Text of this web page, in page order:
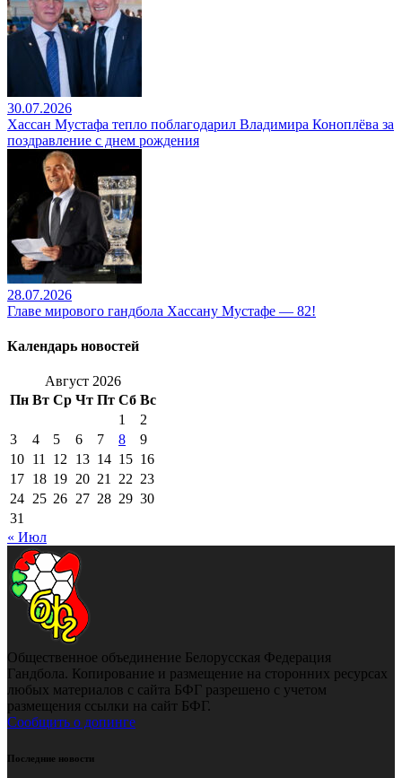
30.07.2026
Хассан Мустафа тепло поблагодарил Владимира Коноплёва за
поздравление с днем рождения
28.07.2026
Главе мирового гандбола Хассану Мустафе — 82!
Календарь новостей
Август 2026
Пн Вт Ср Чт Пт Сб Вс
1
2
3
4 5 6 7 8
9
10 11 12 13 14 15 16
17 18 19 20 21 22 23
24 25 26 27 28 29 30
31
« Июл
Общественное объединение Белорусская Федерация
Гандбола. Копирование и размещение на сторонних ресурсах
любых материалов с сайта БФГ разрешено с учетом
размещения ссылки на сайт БФГ.
Сообщить о допинге
Последние новости